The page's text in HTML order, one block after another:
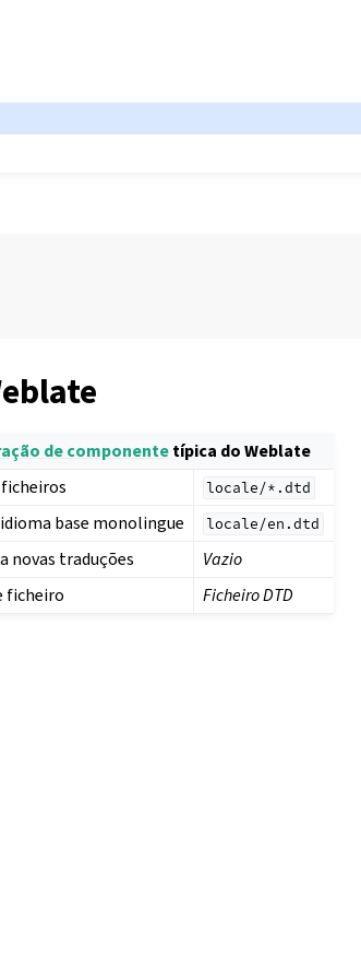
de componentetípica do Weblate
ficheiros
locale/*.dtd
base monolingue locale/en.dtd
novas traduções
Vazio
ficheiro
Ficheiro DTD